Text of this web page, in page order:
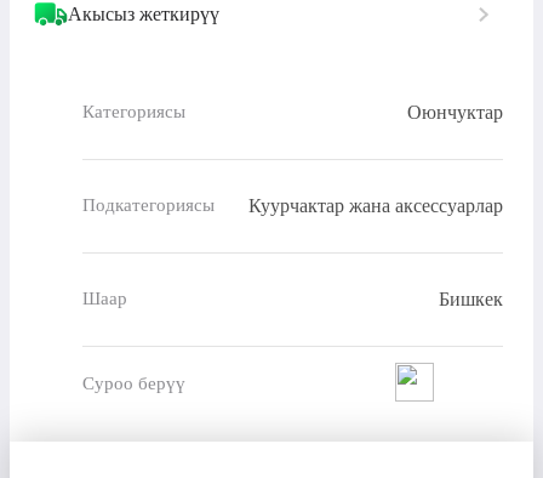
Акысыз жеткирүү
Категориясы Оюнчуктар
Подкатегориясы Куурчактар жана аксессуарлар
Шаар Бишкек
Суроо берүү